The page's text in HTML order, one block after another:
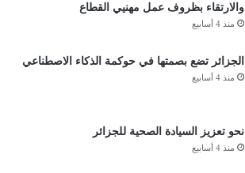
والارتقاء بظروف عمل مهنيي القطاع
منذ 4 أسابيع
الجزائر تضع بصمتها في حوكمة الذكاء الاصطناعي
منذ 4 أسابيع
نحو تعزيز السيادة الصحية للجزائر
منذ 4 أسابيع